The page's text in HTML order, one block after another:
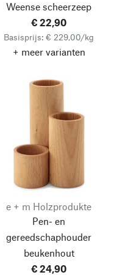
Weense scheerzeep
€ 22,90
Basisprijs: € 229,00/kg
+ meer varianten
e + m Holzprodukte
Pen- en
gereedschaphouder
beukenhout
€ 24,90